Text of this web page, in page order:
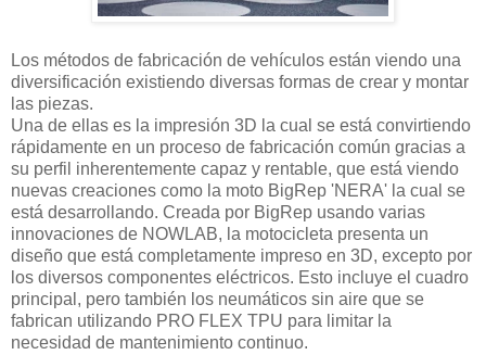
Los métodos de fabricación de vehículos están viendo una
diversificación existiendo diversas formas de crear y montar
las piezas.
Una de ellas es la impresión 3D la cual se está convirtiendo
rápidamente en un proceso de fabricación común gracias a
su perfil inherentemente capaz y rentable, que está viendo
nuevas creaciones como la moto BigRep 'NERA' la cual se
está desarrollando. Creada por BigRep usando varias
innovaciones de NOWLAB, la motocicleta presenta un
diseño que está completamente impreso en 3D, excepto por
los diversos componentes eléctricos. Esto incluye el cuadro
principal, pero también los neumáticos sin aire que se
fabrican utilizando PRO FLEX TPU para limitar la
necesidad de mantenimiento continuo.